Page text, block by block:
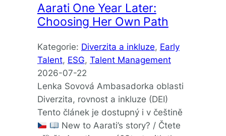
Aarati One Year Later:
Choosing Her Own Path
Kategorie: Diverzita a inkluze, Early
Talent, ESG, Talent Management
2026-07-22
Lenka Sovová Ambasadorka oblasti
Diverzita, rovnost a inkluze (DEI)
Tento článek je dostupný i v češtině
New to Aarati’s story? / Čtete